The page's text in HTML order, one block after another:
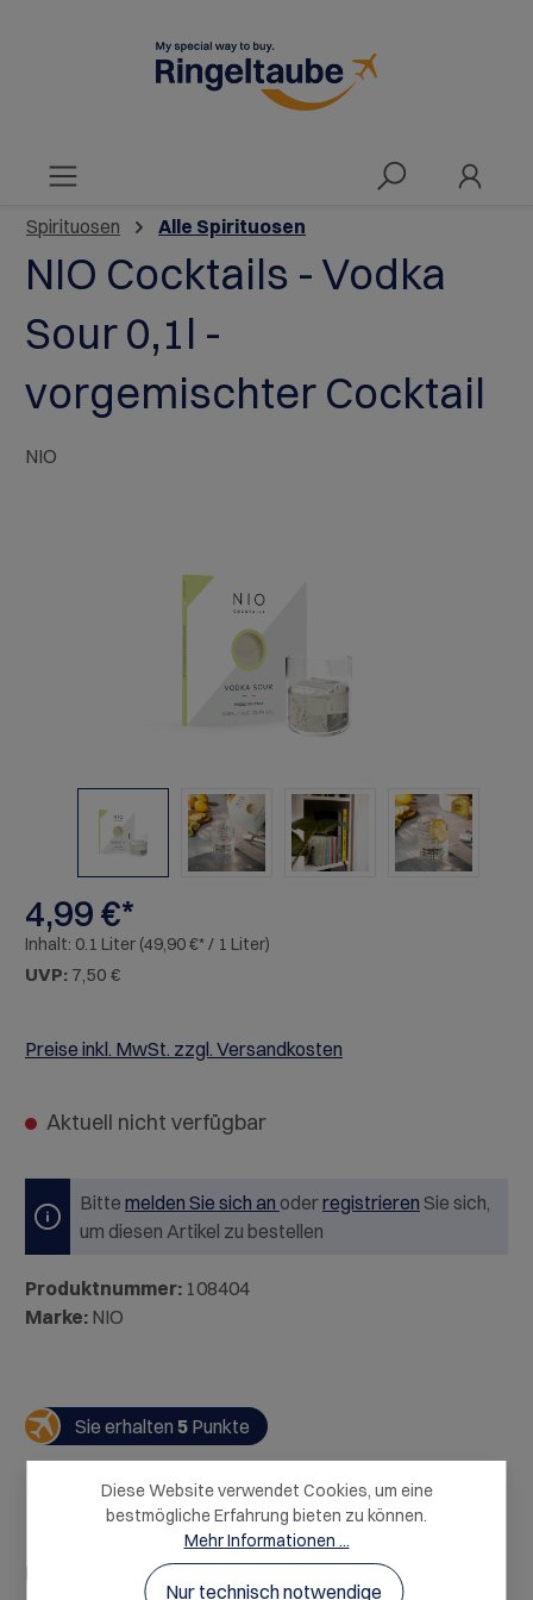
Spirituosen Alle Spirituosen
NIO Cocktails - Vodka
Sour 0,1l -
vorgemischter Cocktail
NIO
4,99 €*
Inhalt: 0.1 Liter (49,90 €* / 1 Liter)
UVP: 7,50 €
Preise inkl. MwSt. zzgl. Versandkosten
Aktuell nicht verfügbar
Bitte melden Sie sich an oderregistrieren Sie sich,
um diesen Artikel zu bestellen
Produktnummer: 108404
Marke: NIO
Sie erhalten 5 Punkte
Beschreibung
Diese Website verwendet Cookies, um eine
bestmögliche Erfahrung bieten zu können.
Mehr Informationen ...
Nur technisch notwendige